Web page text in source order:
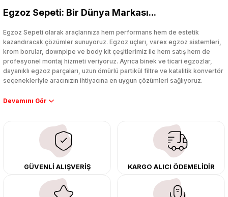
Egzoz Sepeti: Bir Dünya Markası...
Egzoz Sepeti olarak araçlarınıza hem performans hem de estetik
kazandıracak çözümler sunuyoruz. Egzoz uçları, varex egzoz sistemleri,
krom borular, downpipe ve body kit çeşitlerimiz ile hem satış hem de
profesyonel montaj hizmeti veriyoruz. Ayrıca binek ve ticari egzozlar,
dayanıklı egzoz parçaları, uzun ömürlü partikül filtre ve katalitik konvertör
seçenekleriyle aracınızın ihtiyacına en uygun çözümleri sağlıyoruz.
Performans artışı isteyen sürücüler için özel performans egzozları ve
çıkma orijinal ürünler ile yenileyebilir, body kit uygulamalarıyla aracınızın
tasarımını ve aerodinamisini üst seviyeye taşıyabilirsiniz.
Tüm ürünlerimiz orijinal, dayanıklı ve uzun ömürlüdür. İstanbul’daki montaj
merkezimizde profesyonel montaj yapıyor, Türkiye’nin her yerine güvenli
kargo ile teslimat gerçekleştiriyoruz. Aracınıza değer katmak için doğru
adres: Egzoz Sepeti.
GÜVENLİ ALIŞVERİŞ KARGO ALICI ÖDEMELİDİR